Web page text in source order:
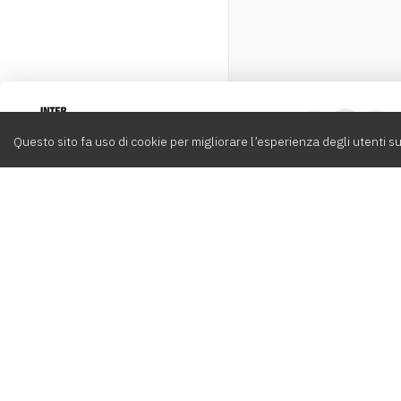
Questo sito fa uso di cookie per migliorare l’esperienza degli utenti